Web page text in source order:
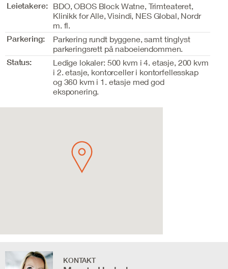
Leietakere:
BDO, OBOS Block Watne, Trimteateret,
Klinikk for Alle, Visindi, NES Global, Nordr
m. fl.
Parkering:
Parkering rundt byggene, samt tinglyst
parkeringsrett på naboeiendommen.
Status:
Ledige lokaler: 500 kvm i 4. etasje, 200 kvm
i 2. etasje, kontorceller i kontorfellesskap
og 360 kvm i 1. etasje med god
eksponering.
KONTAKT